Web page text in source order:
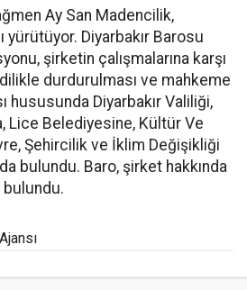
Ay San Madencilik,
yürütüyor. Diyarbakır Barosu
şirketin çalışmalarına karşı
durdurulması ve mahkeme
hususunda Diyarbakır Valiliği,
Lice Belediyesine, Kültür Ve
Şehircilik ve İklim Değişikliği
bulundu. Baro, şirket hakkında